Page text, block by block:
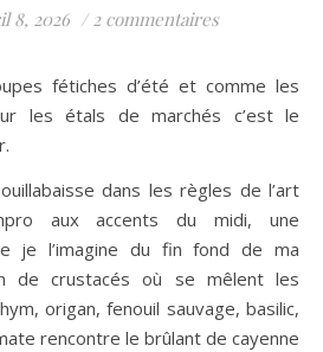
8, 2026 / 2 commentaires
les étals de marchés c’est le
dans les règles de l’art
aux accents du midi, une
je l’imagine du fin fond de ma
de crustacés où se mêlent les
origan, fenouil sauvage, basilic,
rencontre le brûlant de cayenne